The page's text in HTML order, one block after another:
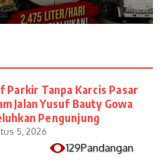
Parkir Tanpa Karcis Pasar
Jalan Yusuf Bauty Gowa
Pengunjung
5, 2026
129Pandangan